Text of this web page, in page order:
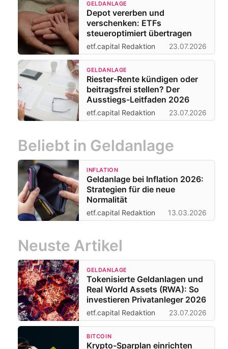
GELDANLAGE
Depot vererben und
verschenken: ETFs
steueroptimiert übertragen
etf.capital Redaktion 23.07.2026
GELDANLAGE
Riester-Rente kündigen oder
beitragsfrei stellen? Der
Ausstiegs-Leitfaden 2026
etf.capital Redaktion 23.07.2026
Beliebt in Geldanlage
INFLATION
Geldanlage bei Inflation 2026:
Strategien für die neue
Normalität
etf.capital Redaktion 13.03.2026
Neuste Artikel
GELDANLAGE
Tokenisierte Geldanlagen und
Real World Assets (RWA): So
investieren Privatanleger 2026
etf.capital Redaktion 23.07.2026
BITCOIN
Krypto-Sparplan einrichten